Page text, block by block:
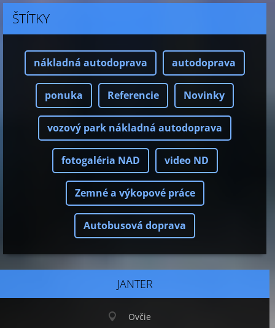
ŠTÍTKY
nákladná autodoprava autodoprava
ponuka Referencie Novinky
vozový park nákladná autodoprava
fotogaléria NAD video ND
Zemné a výkopové práce
Autobusová doprava
JANTER
Ovčie